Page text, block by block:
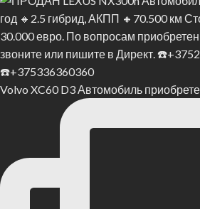
Volvo XC60 D3 Автомобиль